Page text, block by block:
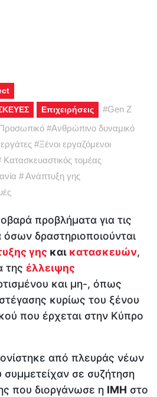
Επιχειρήσεις #Gen Z
#Ανθρώπινο δυναμικό
#Ξένοι εργαζόμενοι
Κατασκευαστικός τομέας
#Ανάπτυξη γης
προβλήματα για τις
όσων δραστηριοποιούνται
γης και κατασκευών,
τηςέλλειψης
και μη-, όπως
κυρίως του ξένου
που έρχεται στην Κύπρο
από πλευράς νέων
συμμετείχαν σε συζήτηση
που διοργάνωσε η ΙΜΗ στο